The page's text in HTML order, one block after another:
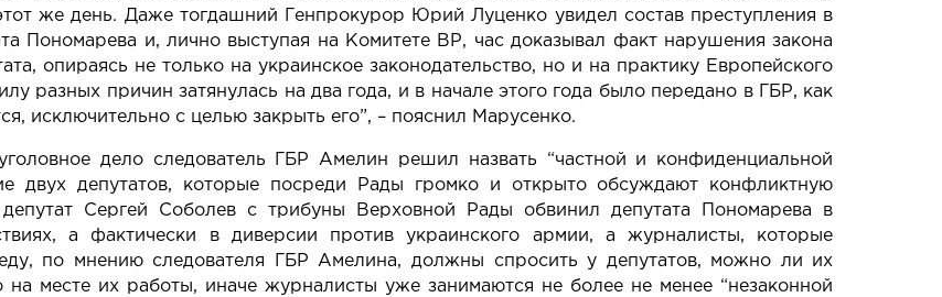
же день. Даже тогдашний Генпрокурор Юрий Луценко увидел состав преступления в
Пономарева и, лично выступая на Комитете ВР, час доказывал факт нарушения закона
, опираясь не только на украинское законодательство, но и на практику Европейского
разных причин затянулась на два года, и в начале этого года было передано в ГБР, как
исключительно с целью закрыть его”, – пояснил Марусенко.
дело следователь ГБР Амелин решил назвать “частной и конфиденциальной
двух депутатов, которые посреди Рады громко и открыто обсуждают конфликтную
Сергей Соболев с трибуны Верховной Рады обвинил депутата Пономарева в
а фактически в диверсии против украинского армии, а журналисты, которые
по мнению следователя ГБР Амелина, должны спросить у депутатов, можно ли их
на месте их работы, иначе журналисты уже занимаются не более не менее “незаконной